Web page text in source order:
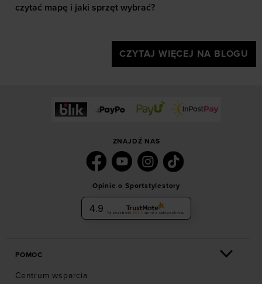
czytać mapę i jaki sprzęt wybrać?
CZYTAJ WIĘCEJ NA BLOGU
ZNAJDŹ NAS
Opinie o Sportstylestory
4.9 Na podstawie 6036 opinii z całego okresu
POMOC
Centrum wsparcia